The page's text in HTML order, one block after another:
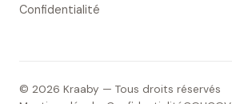
Confidentialité
© 2026 Kraaby — Tous droits réservés